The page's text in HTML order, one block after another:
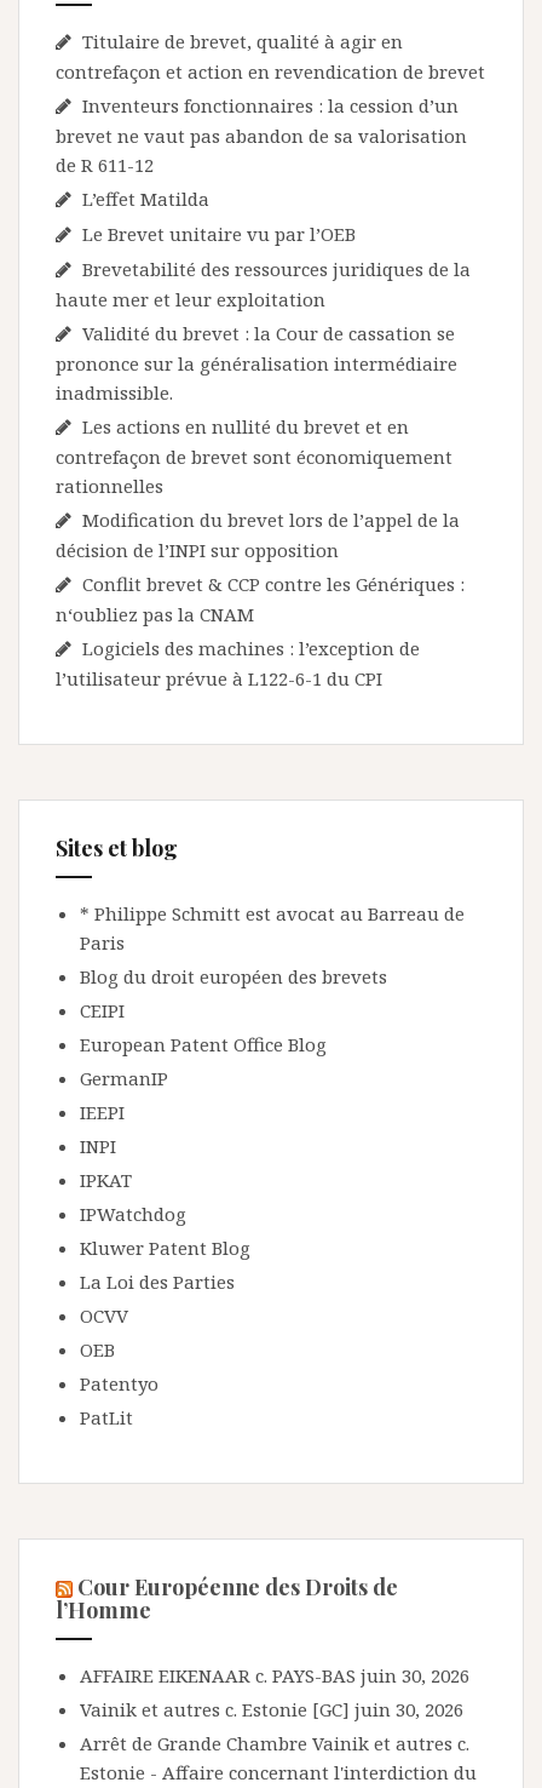
Titulaire de brevet, qualité à agir en
contrefaçon et action en revendication de brevet
Inventeurs fonctionnaires : la cession d’un
brevet ne vaut pas abandon de sa valorisation
de R 611-12
L’effet Matilda
Le Brevet unitaire vu par l’OEB
Brevetabilité des ressources juridiques de la
haute mer et leur exploitation
Validité du brevet : la Cour de cassation se
prononce sur la généralisation intermédiaire
inadmissible.
Les actions en nullité du brevet et en
contrefaçon de brevet sont économiquement
rationnelles
Modification du brevet lors de l’appel de la
décision de l’INPI sur opposition
Conflit brevet & CCP contre les Génériques :
n‘oubliez pas la CNAM
Logiciels des machines : l’exception de
l’utilisateur prévue à L122-6-1 du CPI
Sites et blog
* Philippe Schmitt est avocat au Barreau de
Paris
Blog du droit européen des brevets
CEIPI
European Patent Office Blog
GermanIP
IEEPI
INPI
IPKAT
IPWatchdog
Kluwer Patent Blog
La Loi des Parties
OCVV
OEB
Patentyo
PatLit
Cour Européenne des Droits de
l’Homme
AFFAIRE EIKENAAR c. PAYS-BAS juin 30, 2026
Vainik et autres c. Estonie [GC] juin 30, 2026
Arrêt de Grande Chambre Vainik et autres c.
Estonie - Affaire concernant l'interdiction du